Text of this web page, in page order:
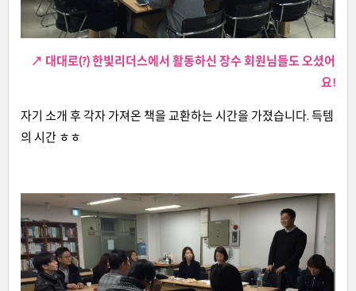
↗ 대대로(?) 한빛리더스에서 활동하신 장수 회원님들도 오셨어
요!
자기 소개 후 각자 가져온 책을 교환하는 시간을 가졌습니다. 득템
의 시간 ㅎㅎ